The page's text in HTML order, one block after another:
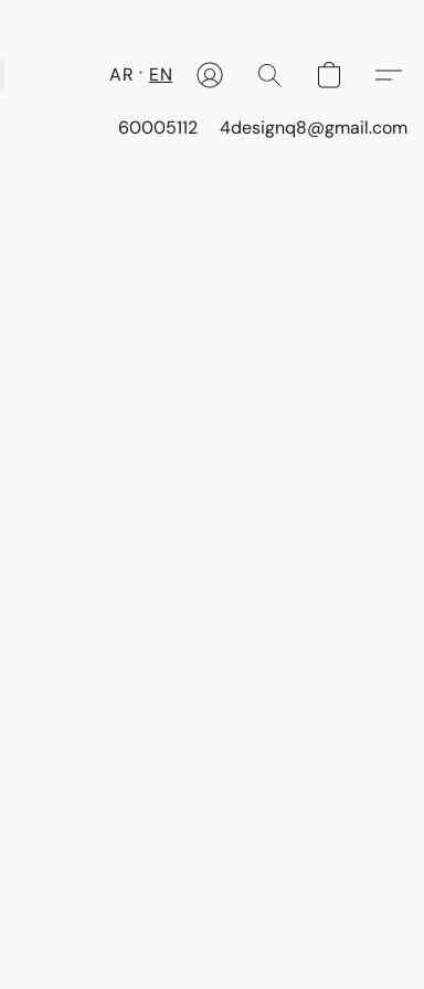
AR EN
60005112 4designq8@gmail.com